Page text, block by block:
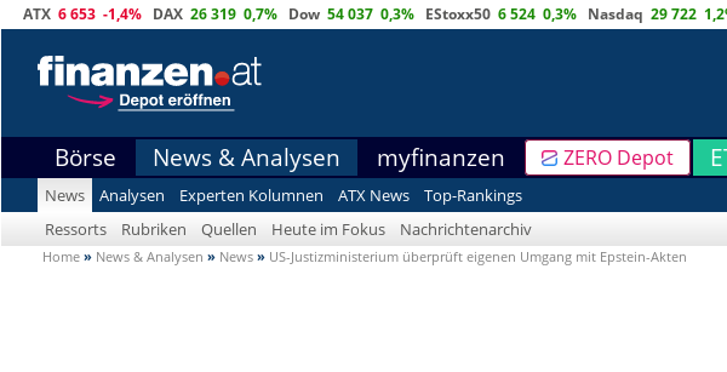
ATX 6 653 -1,4% DAX 26 319 0,7% Dow 54 037 0,3% EStoxx50 6 524 0,3% Nasdaq 29 722
Börse News & Analysen myfinanzen ZERO Depot
News Analysen Experten Kolumnen ATX News
Top-Rankings
Ressorts
Rubriken Quellen Heute im Fokus Nachrichtenarchiv
Home » News & Analysen » News » US-Justizministerium überprüft eigenen Umgang mit Epstein-Akten